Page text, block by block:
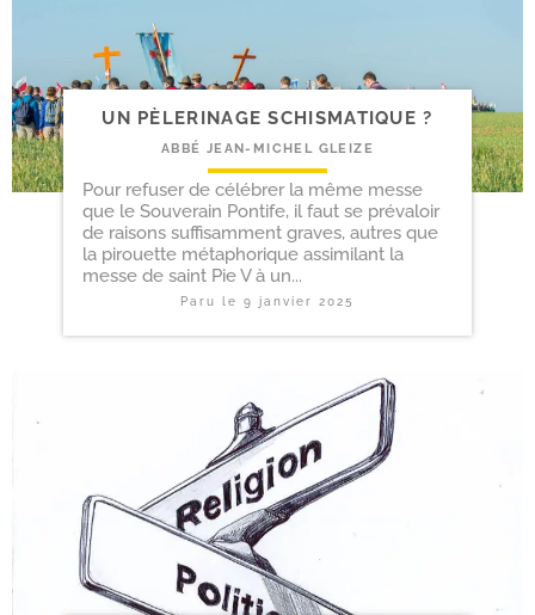
UN PÈLERINAGE SCHISMATIQUE ?
ABBÉ JEAN-MICHEL GLEIZE
Pour refuser de célébrer la même messe
que le Souverain Pontife, il faut se prévaloir
de raisons suffisamment graves, autres que
la pirouette métaphorique assimilant la
messe de saint Pie V à un...
Paru le9 janvier 2025